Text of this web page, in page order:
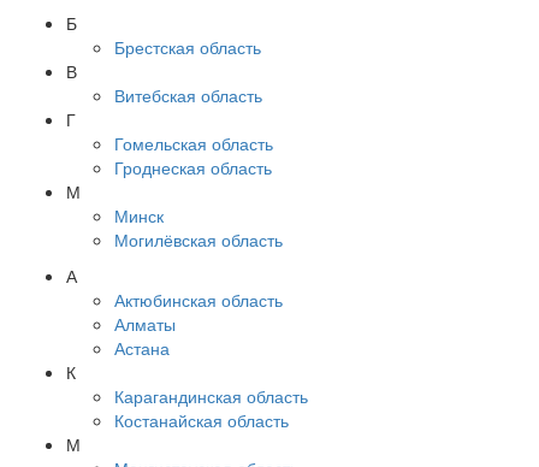
Б
Брестская область
В
Витебская область
Г
Гомельская область
Гроднеская область
М
Минск
Могилёвская область
А
Актюбинская область
Алматы
Астана
К
Карагандинская область
Костанайская область
М